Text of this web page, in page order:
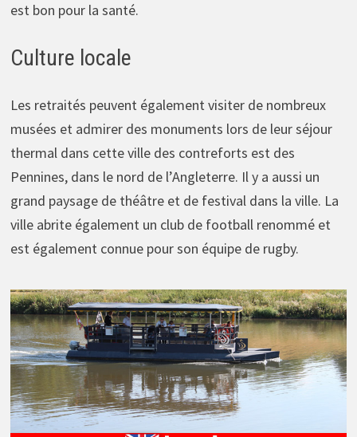
est bon pour la santé.
Culture locale
Les retraités peuvent également visiter de nombreux
musées et admirer des monuments lors de leur séjour
thermal dans cette ville des contreforts est des
Pennines, dans le nord de l’Angleterre. Il y a aussi un
grand paysage de théâtre et de festival dans la ville. La
ville abrite également un club de football renommé et
est également connue pour son équipe de rugby.